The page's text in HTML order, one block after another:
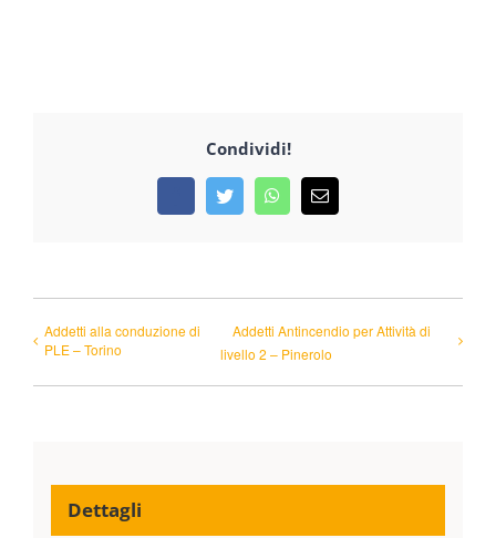
Condividi!
FacebookTwitterWhatsApp
Email
Addetti alla conduzione di
PLE – Torino
Addetti Antincendio per Attività di
livello 2 – Pinerolo
Dettagli